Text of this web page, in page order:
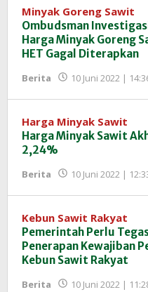
Minyak Goreng Sawit
Ombudsman
Harga Minyak Goreng
HET Gagal Diterapkan
Berita 10 Juni 2022 |
Harga Minyak Sawit
Harga Minyak Sawit
2,24%
Berita 10 Juni 2022 |
Kebun Sawit Rakyat
Pemerintah Perlu
Penerapan Kewajiban
Kebun Sawit Rakyat
Berita 10 Juni 2022 |